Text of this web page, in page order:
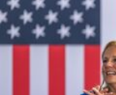
Не пропусти